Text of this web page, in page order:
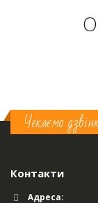
Чекаємо
Контакти
Адреса: